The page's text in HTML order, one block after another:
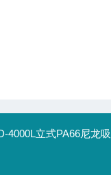
4000L立式PA66尼龙